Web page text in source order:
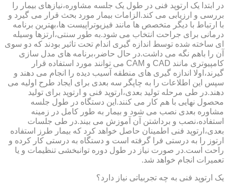
در ابتدا یک ارتوپد فنی در طول یک جلسه مشاوره،نیازهای بیمار را
بررسی و ارزیابی می کند.الزامات بیمار مورد بحث قرار می گیرد و
با ارتباط با دیگر متخصص ها مانند فیزیوتراپیست ها،بهترین برنامه
درمانی برای جراحت انتخاب می شود.به طور سنتی،ارتزها وسیله
ای ساخته شده توسط اندازه گیری اندام تحت تاثیر بودند که دو سوی
آن را باهم نگه می داشت.در حال حاضر،برنامه های مدل سازی
کامپیوتری مانند CAD و CAM می توانند مورد استفاده قرار
گیرند،اولا اندازه گیری های منطقه آسیب دیده را انجام می دهند و
سپس این اطلاعات را به چاپگر سه بعدی برای ایجاد طرح اولیه می
دهند.در طی مرحله تولید بعدی،ارتوپد فنی و ارتوپد برای تولید
محصول نهایی با هم کار می کنند.این دستگاه در طول جلسه
مشاوره بعدی نصب می شود و بیمار به طور کامل در زمینه
استفاده،نصب و برداشتن آن آموزش می بیند.در طی جلسات
بعدی،ارتوپد فنی اطمینان حاصل خواهد کرد که بیمار طرز استفاده
ارتوز را به درستی فرا گرفته است و دستگاه به درستی کار کرده و
راحت است.در صورت نیاز در طول دوره توانبخشی تنظیمات و یا
تعمیرات انجام خواهد شد.
یک ارتوپد فنی به چه تجربیاتی نیاز دارد؟